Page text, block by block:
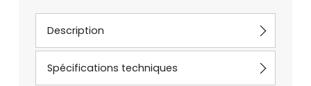
Description
Spécifications techniques